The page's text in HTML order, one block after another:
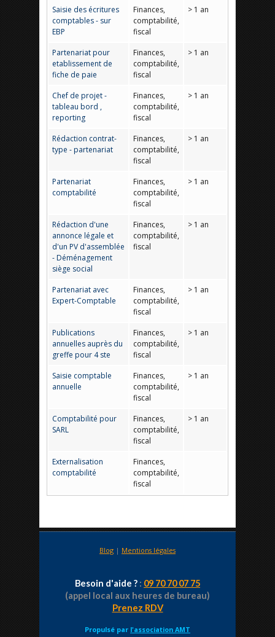
Saisie des écritures
comptables - sur
EBP
Finances,
comptabilité,
fiscal
> 1 an
Partenariat pour
etablissement de
fiche de paie
Finances,
comptabilité,
fiscal
> 1 an
Chef de projet -
tableau bord ,
reporting
Finances,
comptabilité,
fiscal
> 1 an
Rédaction contrat-
type - partenariat
Finances,
comptabilité,
fiscal
> 1 an
Partenariat
comptabilité
Finances,
comptabilité,
fiscal
> 1 an
Rédaction d'une
annonce légale et
d'un PV d'assemblée
- Déménagement
siège social
Finances,
comptabilité,
fiscal
> 1 an
Partenariat avec
Expert-Comptable
Finances,
comptabilité,
fiscal
> 1 an
Publications
annuelles auprès du
greffe pour 4 ste
Finances,
comptabilité,
fiscal
> 1 an
Saisie comptable
annuelle
Finances,
comptabilité,
fiscal
> 1 an
Comptabilité pour
SARL
Finances,
comptabilité,
fiscal
> 1 an
Externalisation
comptabilité
Finances,
comptabilité,
fiscal
Blog | Mentions légales
Besoin d'aide ? : 09 70 70 07 75
(appel local aux heures de bureau)
Prenez RDV
Propulsé par l'association AMT